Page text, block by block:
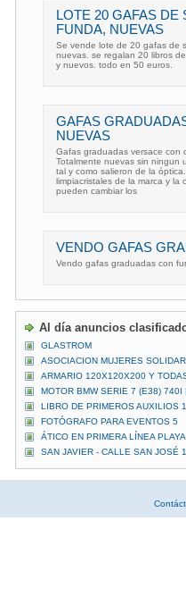
LOTE 20 GAFAS DE
FUNDA, NUEVAS
Se vende lote de 20 gafas de
nuevas. se regalan 20 libros
y nuevos. todo en 50 euros.
GAFAS
NUEVAS
Gafas graduadas versace con
Totalmente nuevas sin ningun
tal y como salieron de la
limpiacristales de la marca y la
pueden cambiar los
VENDO GAFAS
Vendo gafas graduadas con
Al día anuncios
GLASTROM
ASOCIACION MUJERES
ARMARIO 120X120X200 Y
MOTOR BMW SERIE 7 (E38) 740I
LIBRO DE PRIMEROS AUXILIOS 1
FOTÓGRAFO PARA EVENTOS 5
ÁTICO EN PRIMERA LÍNEA
SAN JAVIER - CALLE SAN JOSÉ